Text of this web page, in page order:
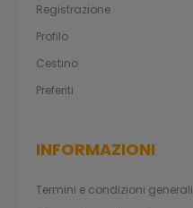
Registrazione
Profilo
Cestino
Preferiti
INFORMAZIONI
Termini e condizioni generali